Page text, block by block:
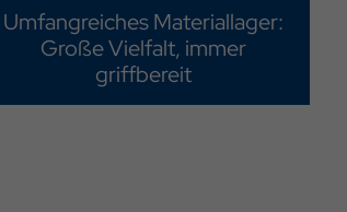
Umfangreiches Materiallager:
Große Vielfalt, immer
griffbereit